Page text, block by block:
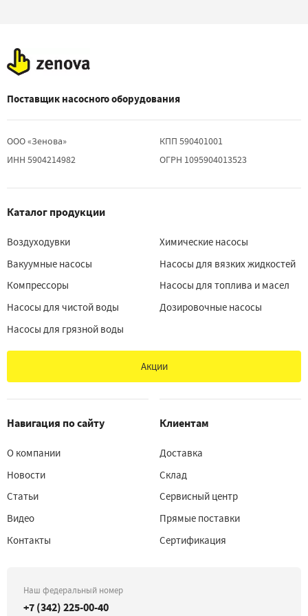
Поставщик насосного оборудования
ООО «Зенова»
ИНН 5904214982
КПП 590401001
ОГРН 1095904013523
Каталог продукции
Воздуходувки
Вакуумные насосы
Компрессоры
Насосы для чистой воды
Насосы для грязной воды
Химические насосы
Насосы для вязких жидкостей
Насосы для топлива и масел
Дозировочные насосы
Акции
Навигация по сайту
О компании
Новости
Статьи
Видео
Контакты
Клиентам
Доставка
Склад
Сервисный центр
Прямые поставки
Сертификация
Наш федеральный номер
+7 (342) 225-00-40